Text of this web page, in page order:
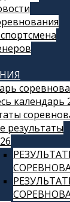
календарь
результаты